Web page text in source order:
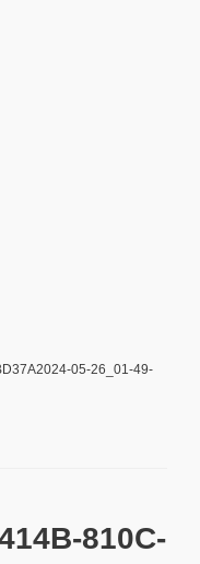
05-26_01-49-
810C-